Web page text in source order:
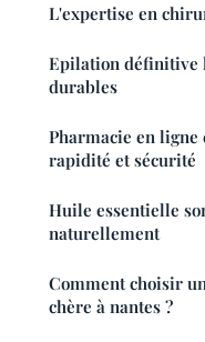
L'expertise en
Epilation définitive
durables
Pharmacie en
rapidité et sécurité
Huile essentielle
naturellement
Comment choisir
chère à nantes ?